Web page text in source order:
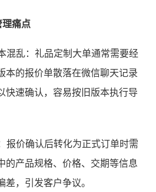
理痛点
混乱：礼品定制大单通常需要经
本的报价单散落在微信聊天记录
快速确认，容易按旧版本执行导
报价确认后转化为正式订单时需
的产品规格、价格、交期等信息
，引发客户争议。